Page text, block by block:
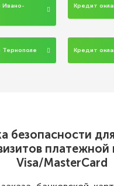
Ивано-
Кредит
Тернополе Кредит
безопасности
платежной
Visa/MasterCard